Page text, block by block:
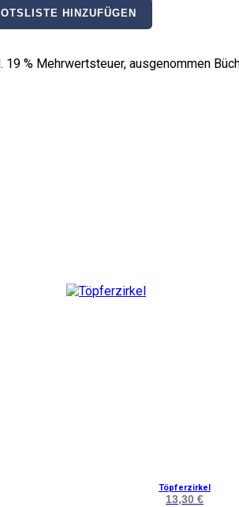
HINZUFÜGEN
% Mehrwertsteuer, ausgenommen
Töpferzirkel
13,30€